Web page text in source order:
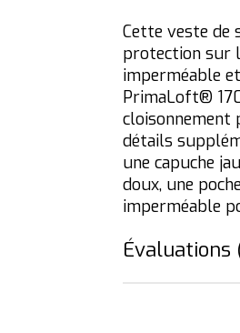
Cette veste de
protection sur
imperméable
PrimaLoft®
cloisonnement
détails
une capuche
doux, une
imperméable
Évaluations